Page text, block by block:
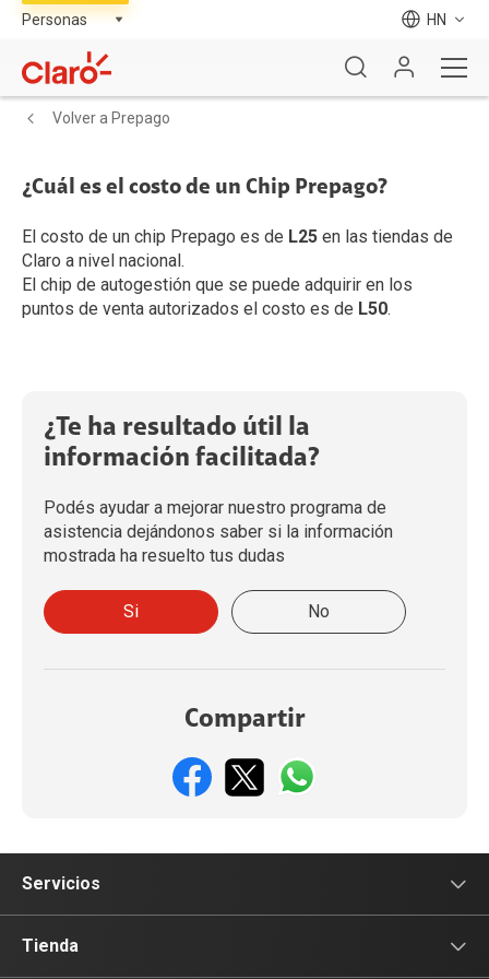
HN
Volver a Prepago
¿Cuál es el costo de un Chip Prepago?
El costo de un chip Prepago es de L25 en las tiendas de
Claro a nivel nacional.
El chip de autogestión que se puede adquirir en los
puntos de venta autorizados el costo es de L50.
¿Te ha resultado útil la
información facilitada?
Podés ayudar a mejorar nuestro programa de
asistencia dejándonos saber si la información
mostrada ha resuelto tus dudas
Si No
Compartir
Servicios
Servicios Móviles
Tienda